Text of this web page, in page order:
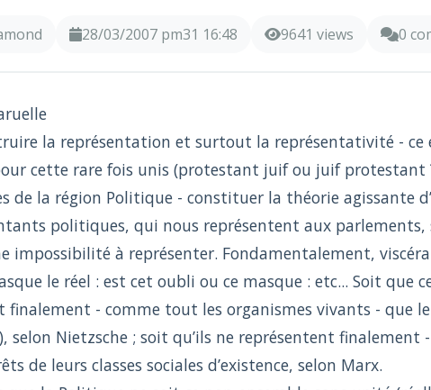
28/03/2007 pm31 16:48 9641 views 0
la représentation et surtout la représentativité -
cette rare fois unis (protestant juif ou juif protestant
de la région Politique - constituer la théorie agissante
politiques, qui nous représentent aux
impossibilité à représenter. Fondamentalement,
le réel : est cet oubli ou ce masque : etc... Soit que
finalement - comme tout les organismes vivants - que
selon Nietzsche ; soit qu’ils ne représentent
de leurs classes sociales d’existence, selon Marx.